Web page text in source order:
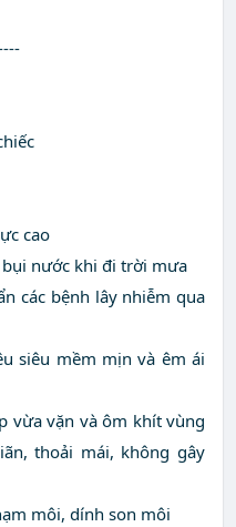
cao
bụi nước khi đi trời mưa
các bệnh lây nhiễm qua
siêu mềm mịn và êm ái
vừa vặn và ôm khít vùng
thoải mái, không gây
môi, dính son môi